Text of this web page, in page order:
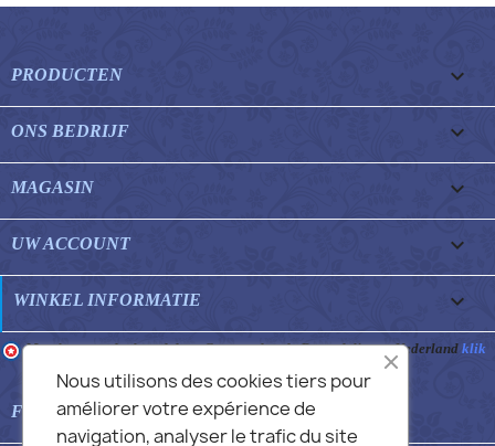
PRODUCTEN 
ONS BEDRIJF 
MAGASIN 
UW ACCOUNT 
WINKEL INFORMATIE keyboard_arrow_down
Merchant goedgekeurd door Gegarandeerde Beoordelingen Nederland klik
hier om het attest te tonen
FEATURED FAQS 
Nous utilisons des cookies tiers pour
améliorer votre expérience de
navigation, analyser le trafic du site